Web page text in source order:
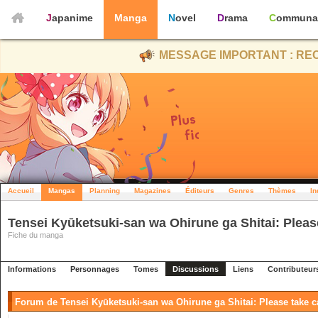
Japanime Manga Novel Drama
MESSAGE IMPORTANT :
Accueil Mangas Planning Magazines Éditeurs Genres Thèmes
Tensei Kyūketsuki-san wa Ohirune ga Shitai:
Fiche du manga
Informations Personnages Tomes Discussions Liens
Forum de Tensei Kyūketsuki-san wa Ohirune ga Shitai: Please take